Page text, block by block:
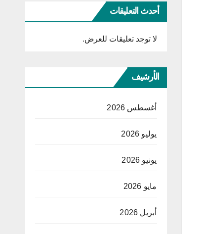
أحدث التعليقات
لا توجد تعليقات للعرض.
الأرشيف
أغسطس 2026
يوليو 2026
يونيو 2026
مايو 2026
أبريل 2026